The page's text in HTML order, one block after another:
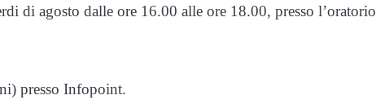
di agosto dalle ore 16.00 alle ore 18.00, presso l’oratorio
presso Infopoint.